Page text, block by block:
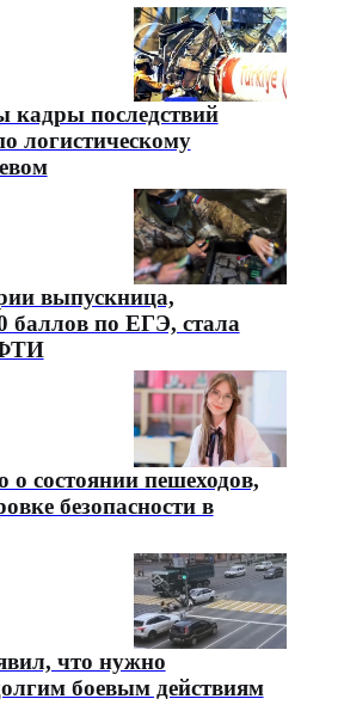
кадры последствий
логистическому
выпускница,
баллов по ЕГЭ, стала
о состоянии пешеходов,
безопасности в
что нужно
боевым действиям